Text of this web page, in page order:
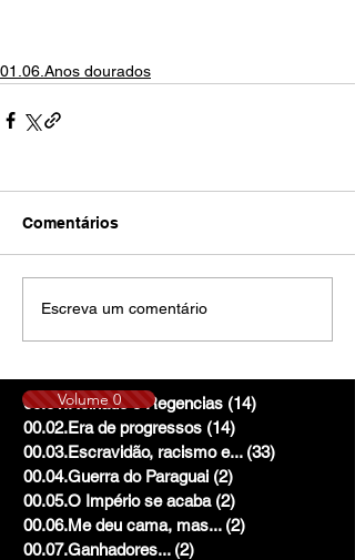
01.06.Anos dourados
Comentários
Escreva um comentário
00.01.Reinado e Regencias (14)
00.02.Era de progressos (14)
00.03.Escravidão, racismo e... (33)
00.04.Guerra do Paraguai (2)
00.05.O Império se acaba (2)
00.06.Me deu cama, mas... (2)
00.07.Ganhadores... (2)
Volume 0